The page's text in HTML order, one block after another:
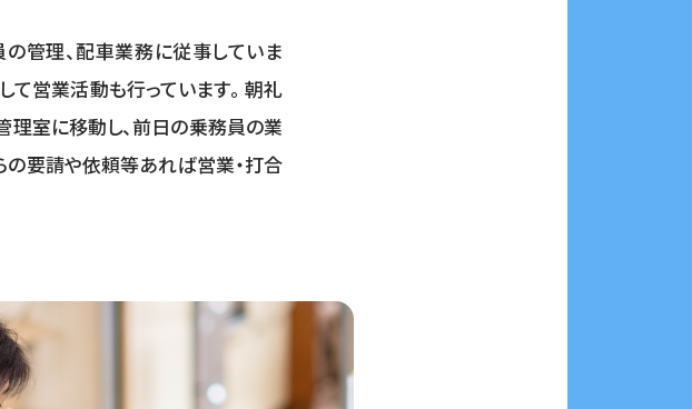
管理、配車業務に従事していま
て営業活動も行っています。 朝礼
理室に移動し、前日の乗務員の業
の要請や依頼等あれば営業・打合